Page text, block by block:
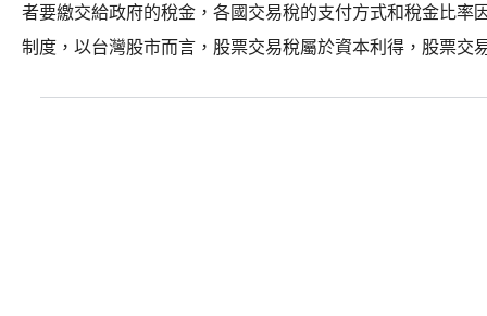
者要繳交給政府的稅金，各國交易稅的支付方式和稅金比
制度，以台灣股市而言，股票交易稅屬於資本利得，股票交